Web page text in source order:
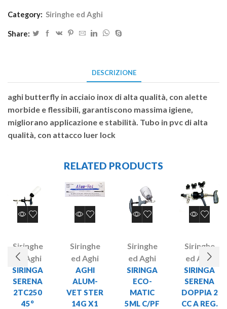
Category: Siringhe ed Aghi
Share:
DESCRIZIONE
aghi butterfly in acciaio inox di alta qualità, con alette
morbide e flessibili, garantiscono massima igiene,
migliorano applicazione e stabilità. Tubo in pvc di alta
qualità, con attacco luer lock
RELATED PRODUCTS
Siringhe
ed Aghi
SIRINGA
SERENA
2TC250
45°
Siringhe
ed Aghi
AGHI
ALUM-
VET STER
14G X1
Siringhe
ed Aghi
SIRINGA
ECO-
MATIC
5ML C/PF
Siringhe
ed Aghi
SIRINGA
SERENA
DOPPIA 2
CC A REG.